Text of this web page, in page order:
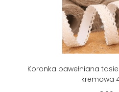
Koronka bawełniana
kremowa